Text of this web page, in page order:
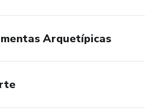
arquétipo ajudam os
Apoie o design de
Arquetípicas